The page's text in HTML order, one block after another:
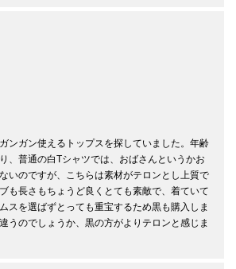
ンガン使えるトップスを探していました。年齢
、普通の白Tシャツでは、おばさんというかお
いのですが、こちらは素材がテロンとし上質で
も長さもちょうど良くとても素敵で、着ていて
スを選ばずとっても重宝するため黒も購入しま
うのでしょうか、黒の方がよりテロンと感じま